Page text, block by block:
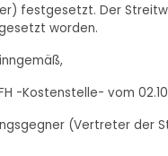
festgesetzt. Der
worden.
-Kostenstelle- vom
(Vertreter der